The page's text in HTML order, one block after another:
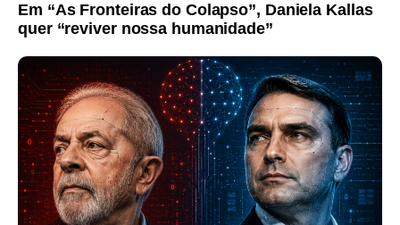
Em “As Fronteiras do Colapso”, Daniela Kallas
quer “reviver nossa humanidade”